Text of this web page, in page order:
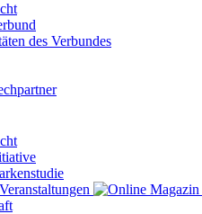
des Verbundes
Veranstaltungen